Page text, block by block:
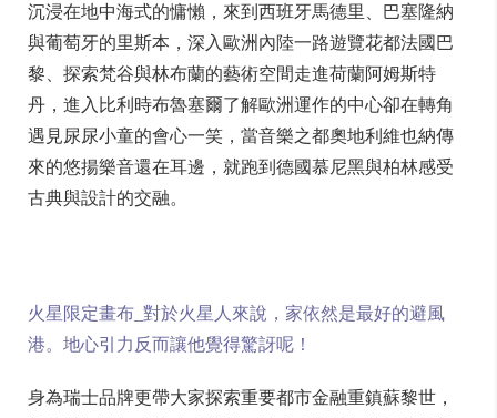
沉浸在地中海式的慵懶，來到西班牙馬德里、巴塞隆納
與葡萄牙的里斯本，深入歐洲內陸一路遊覽花都法國巴
黎、探索梵谷與林布蘭的藝術空間走進荷蘭阿姆斯特
丹，進入比利時布魯塞爾了解歐洲運作的中心卻在轉角
遇見尿尿小童的會心一笑，當音樂之都奧地利維也納傳
來的悠揚樂音還在耳邊，就跑到德國慕尼黑與柏林感受
古典與設計的交融。
火星限定畫布_對於火星人來說，家依然是最好的避風
港。地心引力反而讓他覺得驚訝呢！
身為瑞士品牌更帶大家探索重要都市金融重鎮蘇黎世，